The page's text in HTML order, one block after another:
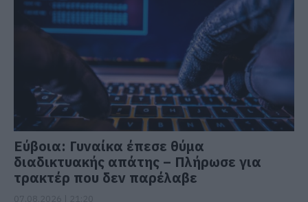
Εύβοια: Γυναίκα έπεσε θύμα
διαδικτυακής απάτης – Πλήρωσε για
τρακτέρ που δεν παρέλαβε